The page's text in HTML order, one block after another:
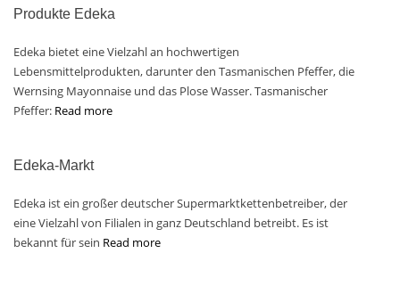
Produkte Edeka
Edeka bietet eine Vielzahl an hochwertigen
Lebensmittelprodukten, darunter den Tasmanischen Pfeffer, die
Wernsing Mayonnaise und das Plose Wasser. Tasmanischer
Pfeffer: Read more
Edeka-Markt
Edeka ist ein großer deutscher Supermarktkettenbetreiber, der
eine Vielzahl von Filialen in ganz Deutschland betreibt. Es ist
bekannt für sein Read more